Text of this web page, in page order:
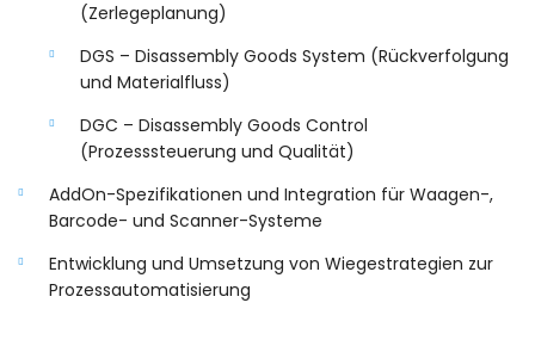
(Zerlegeplanung)
DGS – Disassembly Goods System (Rückverfolgung
und Materialfluss)
DGC – Disassembly Goods Control
(Prozesssteuerung und Qualität)
AddOn-Spezifikationen und Integration für Waagen-,
Barcode- und Scanner-Systeme
Entwicklung und Umsetzung von Wiegestrategien zur
Prozessautomatisierung